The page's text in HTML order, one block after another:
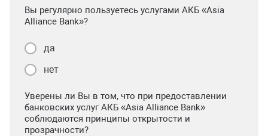
Вы регулярно пользуетесь услугами АКБ «Asia
Alliance Bank»?
да
нет
Уверены ли Вы в том, что при предоставлении
банковских услуг АКБ «Asia Alliance Bank»
соблюдаются принципы открытости и
прозрачности?